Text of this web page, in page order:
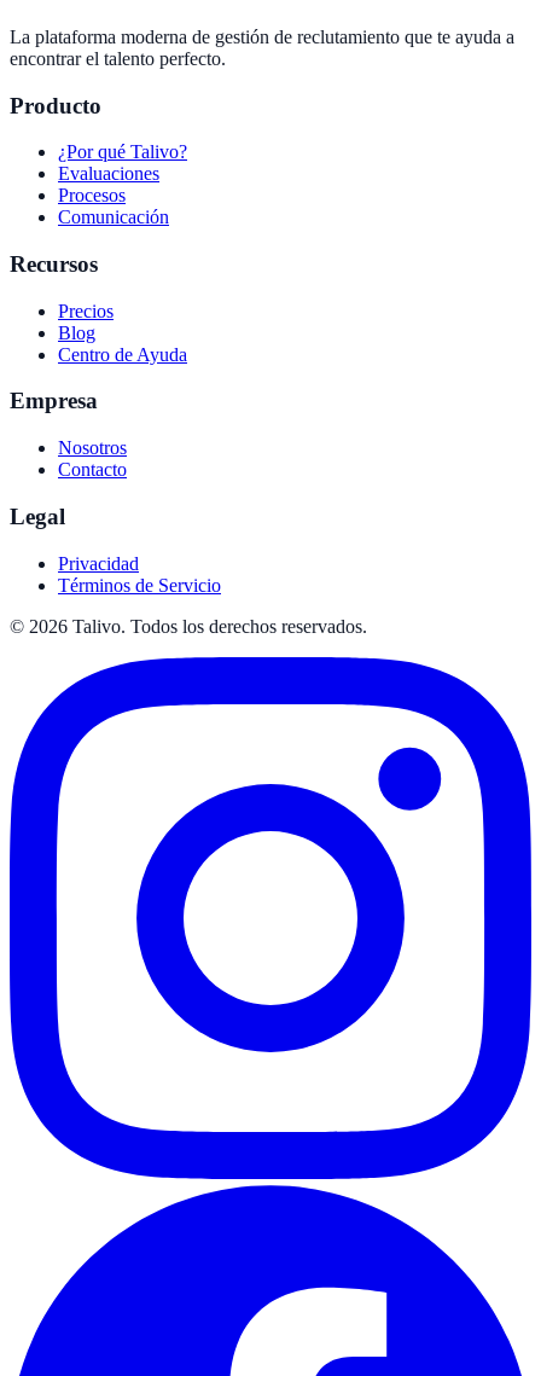
La plataforma moderna de gestión de reclutamiento que te ayuda a
encontrar el talento perfecto.
Producto
¿Por qué Talivo?
Evaluaciones
Procesos
Comunicación
Recursos
Precios
Blog
Centro de Ayuda
Empresa
Nosotros
Contacto
Legal
Privacidad
Términos de Servicio
© 2026 Talivo. Todos los derechos reservados.